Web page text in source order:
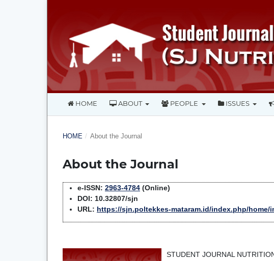
HOME ABOUT PEOPLE ISSUES
HOME / About the Journal
About the Journal
e-ISSN: 2963-4784 (Online)
DOI: 10.32807/sjn
URL: https://sjn.poltekkes-mataram.id/index.php/home/
STUDENT JOURNAL